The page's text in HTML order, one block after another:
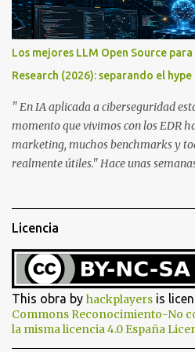
great-great-grandfather, of the
created the "Fake Tag." We won't go
prototype, just mention them to
2010, the original Chameleon was
what we have today. In 2013, the
released. The RevD. Fr...
Los mejores LLM Open Source
Research (2026): separando el
" En IA aplicada a ciberseguridad
momento que vivimos con los EDR
marketing, muchos benchmarks y
realmente útiles." Hace unas
listado incluía nombres como
afirmaciones tan llamativas como
offensive code analysis" o "ha
Como suele ocurrir en este sector, la
interesante que el titular. Los
supuesto un cambio profundo en el
Licencia
This obra by hackplayers is
Commons Reconocimiento-No
la misma licencia 4.0 España